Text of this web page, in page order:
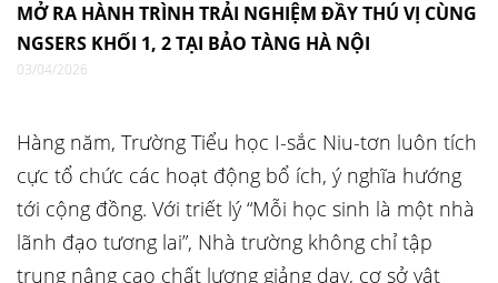
MỞ RA HÀNH TRÌNH TRẢI NGHIỆM ĐẦY THÚ VỊ CÙNG
NGSERS KHỐI 1, 2 TẠI BẢO TÀNG HÀ NỘI
03/04/2026
Hàng năm, Trường Tiểu học I-sắc Niu-tơn luôn tích
cực tổ chức các hoạt động bổ ích, ý nghĩa hướng
tới cộng đồng. Với triết lý “Mỗi học sinh là một nhà
lãnh đạo tương lai”, Nhà trường không chỉ tập
trung nâng cao chất lượng giảng dạy, cơ sở vật